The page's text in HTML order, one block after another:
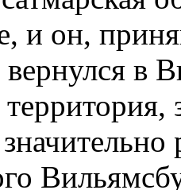
и он,
в